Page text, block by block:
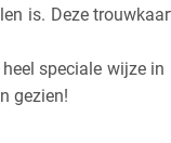
is. Deze
speciale wijze in
gezien!